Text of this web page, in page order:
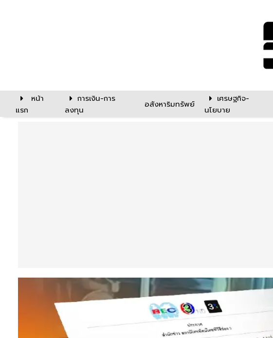
หน้า
แรก
การเงิน-การ
ลงทุน
อสังหาริมทรัพย์
เศรษฐกิจ-
นโยบาย